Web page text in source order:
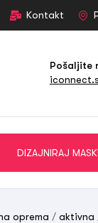
Kontakt
Pošaljite
DIZAJNIRAJ
oprema / aktivna